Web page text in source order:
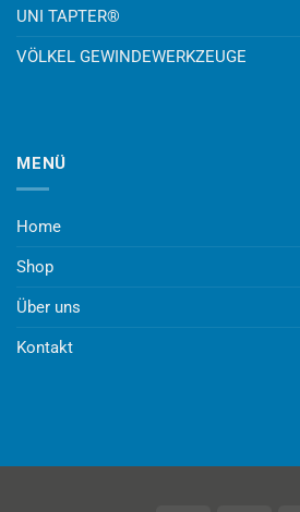
UNI TAPTER®
VÖLKEL GEWINDEWERKZEUGE
MENÜ
Home
Shop
Über uns
Kontakt